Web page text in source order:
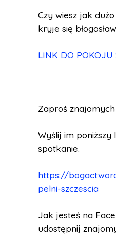
Czy wiesz jak
kryje się
LINK DO POKOJU
Zaproś
Wyślij im poniższy
spotkanie.
https://
pelni-szczescia
Jak jesteś na
udostępnij